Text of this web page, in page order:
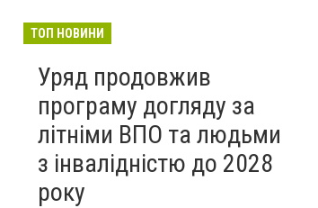
Бєдняков зіграє тата
новому українському
фільмі, - ФОТО
5 серпня
ТОП НОВИНИ
Уряд продовжив
програму догляду за
літніми ВПО та людьми
з інвалідністю до 2028
року